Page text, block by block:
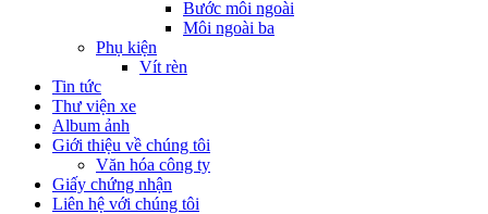
Bước môi ngoài
Môi ngoài ba
Phụ kiện
Vít rèn
Tin tức
Thư viện xe
Album ảnh
Giới thiệu về chúng tôi
Văn hóa công ty
Giấy chứng nhận
Liên hệ với chúng tôi